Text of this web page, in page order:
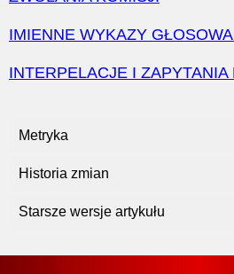
IMIENNE WYKAZY
INTERPELACJE I ZAPYTANIA
Metryka
Historia zmian
Starsze wersje artykułu